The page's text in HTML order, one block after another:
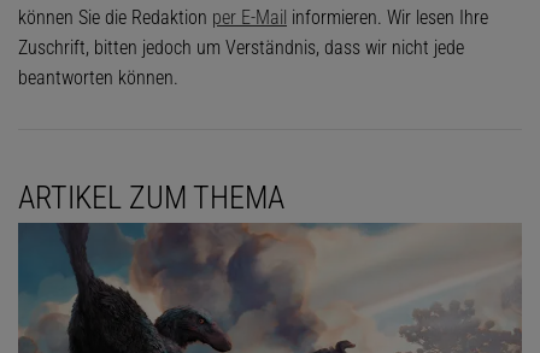
können Sie die Redaktion per E-Mail informieren. Wir lesen Ihre
Zuschrift, bitten jedoch um Verständnis, dass wir nicht jede
beantworten können.
ARTIKEL ZUM THEMA